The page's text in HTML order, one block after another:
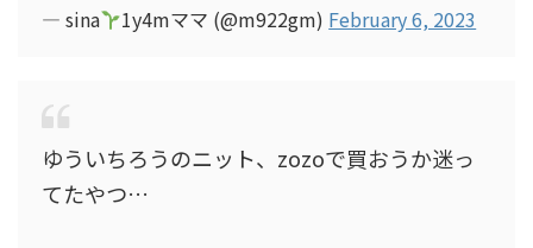
— sina 1y4mママ (@m922gm) February 6, 2023
ゆういちろうのニット、zozoで買おうか迷っ
てたやつ…